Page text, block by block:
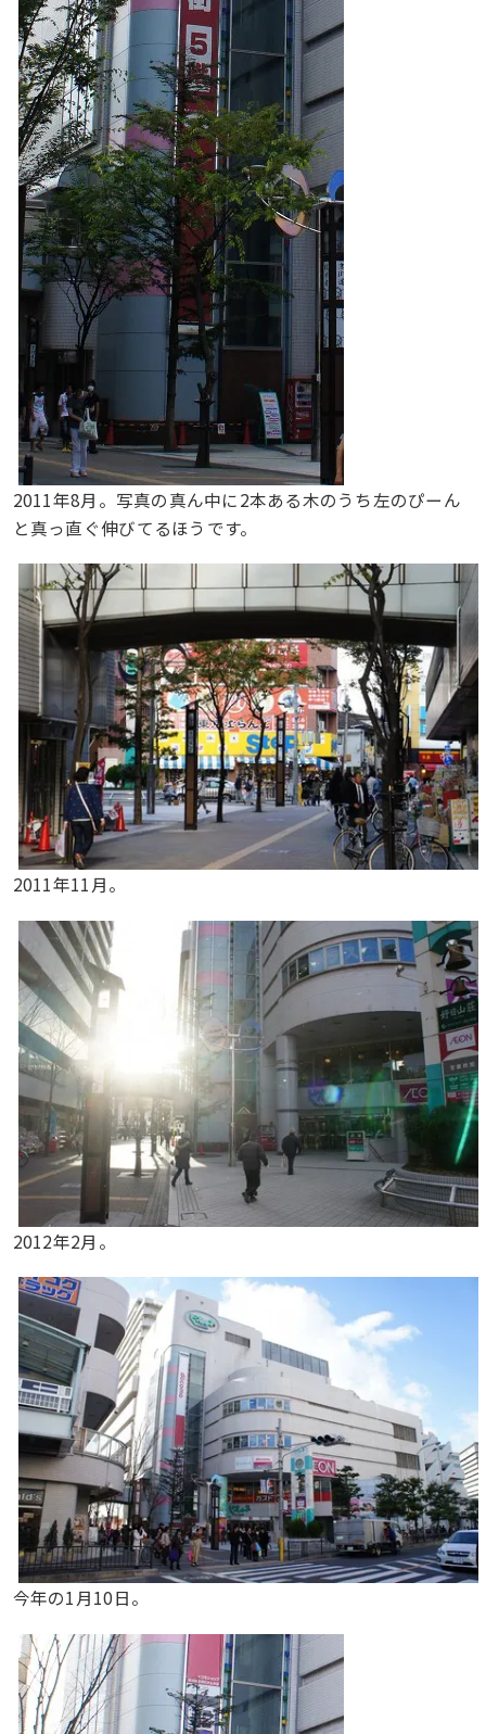
2011年8月。写真の真ん中に2本ある木のうち左のぴーん
と真っ直ぐ伸びてるほうです。
2011年11月。
2012年2月。
今年の1月10日。